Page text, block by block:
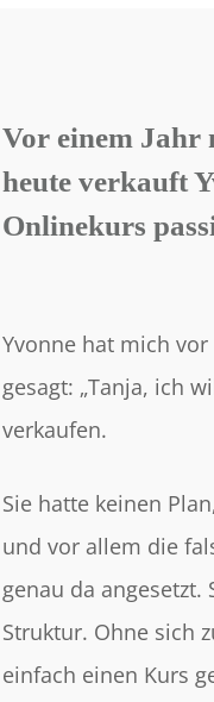
Vor einem Jahr
heute verkauft
Onlinekurs
Yvonne hat mich
gesagt: „Tanja, ich
verkaufen.
Sie hatte keinen
und vor allem die
genau da angesetzt.
Struktur. Ohne sich
einfach einen Kurs